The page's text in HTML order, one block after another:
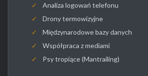
✓
Analiza logowań telefonu
✓
Drony termowizyjne
✓
Międzynarodowe bazy danych
✓
Współpraca z mediami
✓
Psy tropiące (Mantrailing)